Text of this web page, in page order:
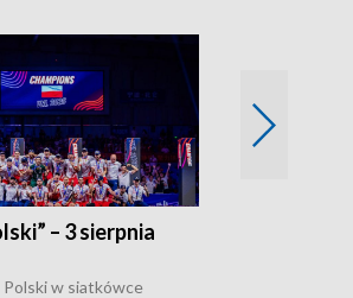
– 3 sierpnia
w siatkówce